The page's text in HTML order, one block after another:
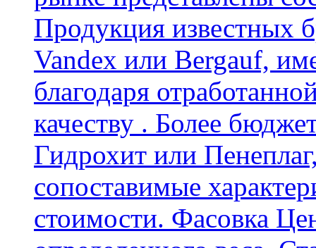
Продукция известных
Vandex или Bergauf,
благодаря
качеству . Более
Гидрохит или
сопоставимые
стоимости. Фасовка